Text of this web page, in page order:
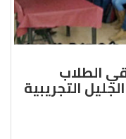
الطلاب
التجريبية